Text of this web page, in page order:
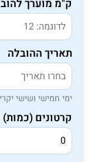
ק"מ מוערך
תאריך ההובלה
ימי חמישי ושישי
קרטונים (כמות)